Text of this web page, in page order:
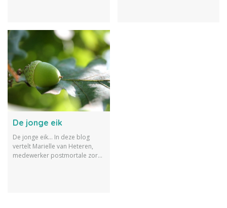
De jonge eik
De jonge eik... In deze blog
vertelt Marielle van Heteren,
medewerker postmortale zorg,